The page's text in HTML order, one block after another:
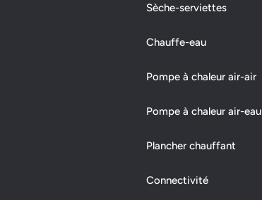
Sèche-serviettes
Chauffe-eau
Pompe à chaleur air-air
Pompe à chaleur air-eau
Plancher chauffant
Connectivité